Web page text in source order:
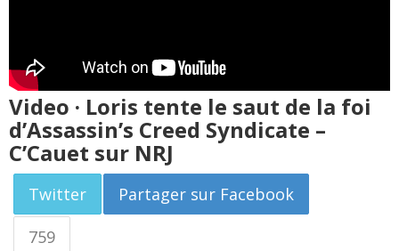
Video · Loris tente le saut de la foi
d’Assassin’s Creed Syndicate –
C’Cauet sur NRJ
Twitter
Partager sur Facebook
759